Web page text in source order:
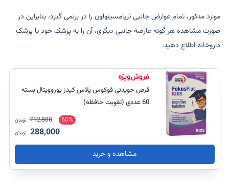
موارد مذکور، تمام عوارض جانبی تریامسینولون را در برنمی گیرد، بنابراین در
صورت مشاهده هر گونه عارضه جانبی دیگری، آن را به پزشک خود یا پزشک
داروخانه اطلاع دهید.
قرص جویدنی فوکوس پلاس کیدز یوروویتال بسته
60 عددی (تقویت حافظه)
60%
712,800 تومان
288,000 تومان
مشاهده و خرید